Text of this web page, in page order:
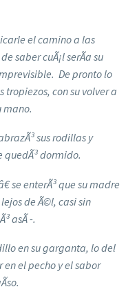
el camino a las
saber cuÃ¡l serÃ­a su
De pronto lo
tropiezos, con su volver a
mano.
sus rodillas y
dormido.
se enterÃ³ que su madre
de Ã©l, casi sin
asÃ­ -.
en su garganta, lo del
el pecho y el sabor